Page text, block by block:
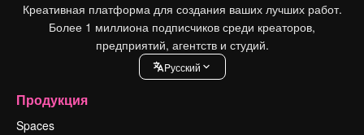
Креативная платформа для создания ваших лучших работ.
Более 1 миллиона подписчиков среди креаторов,
предприятий, агентств и студий.
Pусский
Продукция
Spaces